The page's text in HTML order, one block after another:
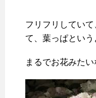
フリフリしてい
て、葉っぱという
まるでお花みた